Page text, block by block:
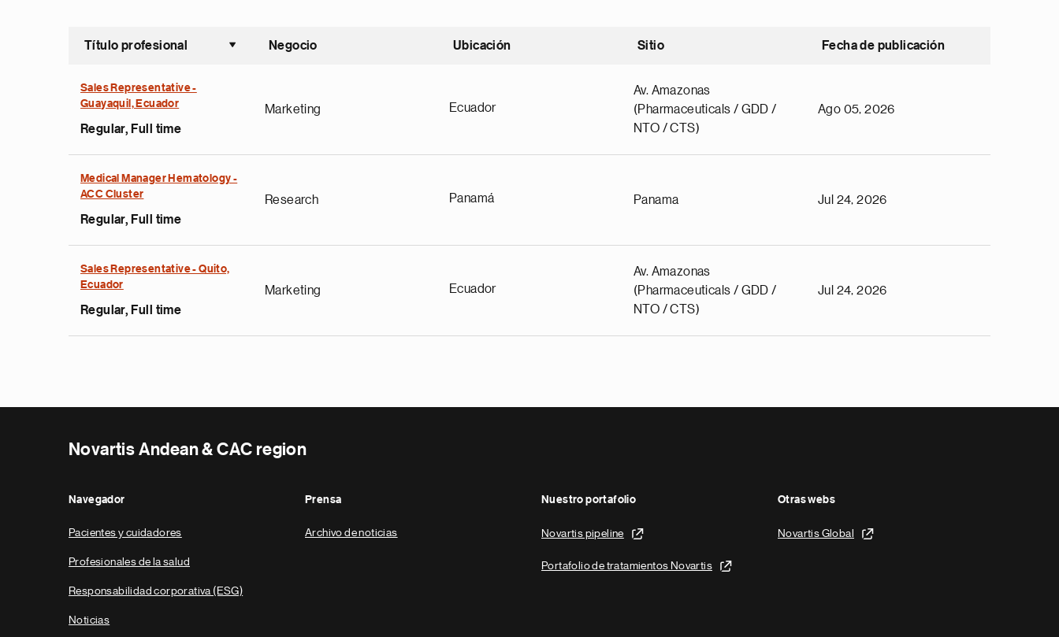
Título profesional
Ordenar ascendente
Negocio Ubicación Sitio Fecha de publicación
Sales Representative -
Guayaquil, Ecuador
Regular, Full time
Marketing Ecuador
Av. Amazonas
(Pharmaceuticals / GDD /
NTO / CTS)
Ago 05, 2026
Medical Manager Hematology -
ACC Cluster
Regular, Full time
Research Panamá Panama Jul 24, 2026
Sales Representative - Quito,
Ecuador
Regular, Full time
Marketing Ecuador
Av. Amazonas
(Pharmaceuticals / GDD /
NTO / CTS)
Jul 24, 2026
Novartis Andean & CAC region
Navegador
Pacientes y cuidadores
Profesionales de la salud
Responsabilidad corporativa (ESG)
Noticias
Prensa
Archivo de noticias
Nuestro portafolio
Novartis pipeline
Portafolio de tratamientos Novartis
Otras webs
Novartis Global